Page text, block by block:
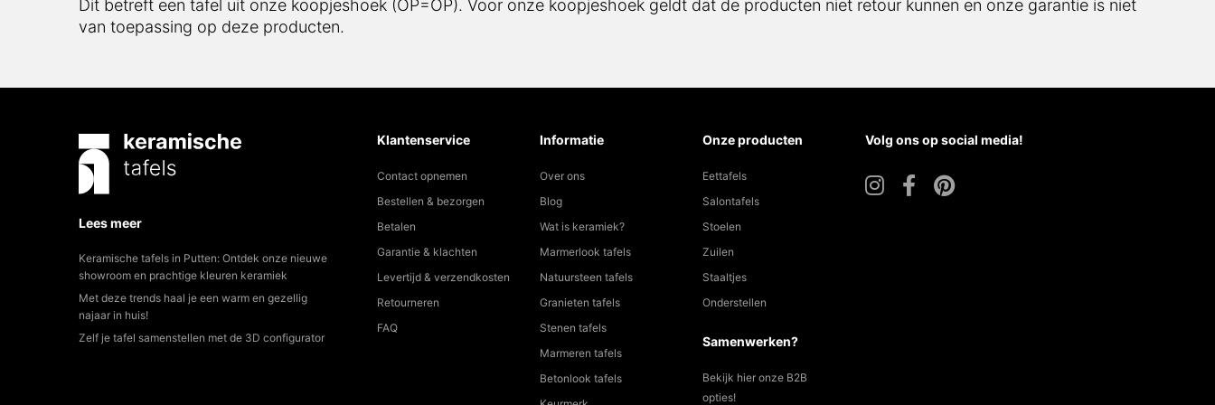
Dit betreft een tafel uit onze koopjeshoek (OP=OP). Voor onze koopjeshoek geldt dat de producten niet retour kunnen en onze garantie is niet
van toepassing op deze producten.
Lees meer
Keramische tafels in Putten: Ontdek onze nieuwe
showroom en prachtige kleuren keramiek
Met deze trends haal je een warm en gezellig
najaar in huis!
Zelf je tafel samenstellen met de 3D configurator
Klantenservice
Contact opnemen
Bestellen & bezorgen
Betalen
Garantie & klachten
Levertijd & verzendkosten
Retourneren
FAQ
Informatie
Over ons
Blog
Wat is keramiek?
Marmerlook tafels
Natuursteen tafels
Granieten tafels
Stenen tafels
Marmeren tafels
Betonlook tafels
Onze producten
Eettafels
Salontafels
Stoelen
Zuilen
Staaltjes
Onderstellen
Samenwerken?
Bekijk hier onze B2B
opties!
Volg ons op social media!